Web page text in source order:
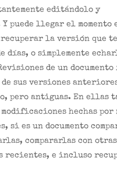
editándolo y
puede llegar el momento
la versión que
días, o simplemente
de un documento
sus versiones
pero antiguas. En ellas
hechas por
si es un documento
compararlas con otras
recientes, e incluso